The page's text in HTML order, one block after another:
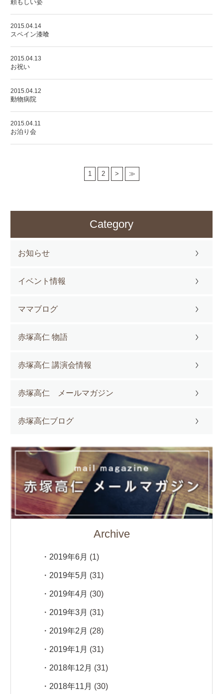
頼もしい姿
2015.04.14
スペイン漆喰
2015.04.13
お祝い
2015.04.12
動物病院
2015.04.11
お泊り会
1 2 > ≫
Category
お知らせ
イベント情報
ママブログ
赤塚高仁 物語
赤塚高仁 講演会情報
赤塚高仁 メールマガジン
赤塚高仁ブログ
Archive
2019年6月 (1)
2019年5月 (31)
2019年4月 (30)
2019年3月 (31)
2019年2月 (28)
2019年1月 (31)
2018年12月 (31)
2018年11月 (30)